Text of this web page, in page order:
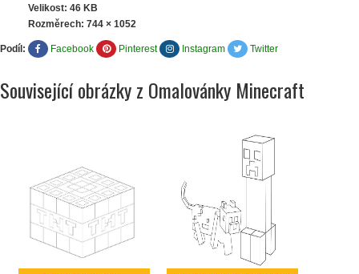
Velikost: 46 KB
Rozměrech: 744 × 1052
Podíl: Facebook Pinterest Instagram Twitter
Související obrázky z Omalovánky Minecraft